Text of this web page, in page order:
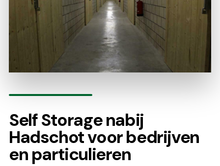
Self Storage nabij
Hadschot voor bedrijven
en particulieren